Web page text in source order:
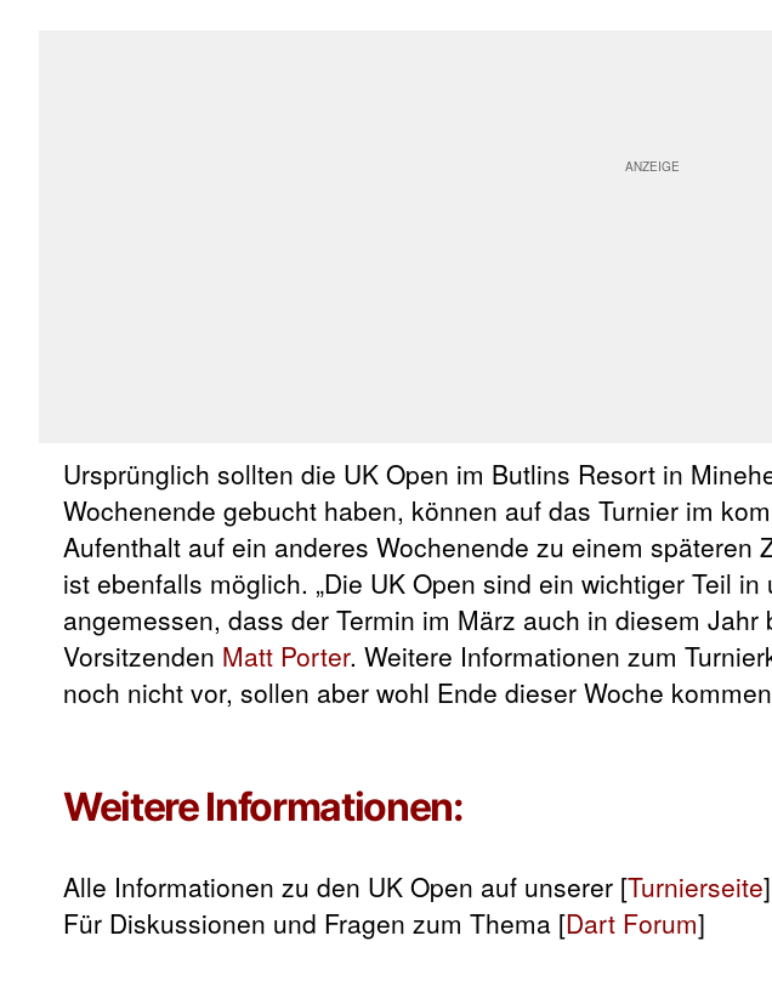
Ursprünglich sollten die UK Open im Butlins Resort in
Wochenende gebucht haben, können auf das Turnier im
Aufenthalt auf ein anderes Wochenende zu einem späteren
ist ebenfalls möglich. „Die UK Open sind ein wichtiger Teil
angemessen, dass der Termin im März auch in diesem
Vorsitzenden Matt Porter. Weitere Informationen zum
noch nicht vor, sollen aber wohl Ende dieser Woche
Weitere Informationen:
Alle Informationen zu den UK Open auf unserer [Turnierseite]
Für Diskussionen und Fragen zum Thema [Dart Forum]